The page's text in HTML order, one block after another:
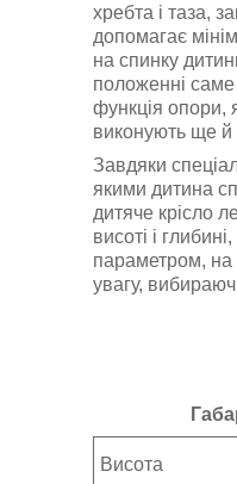
хребта і таза,
допомагає
на спинку
положенні
функція опори,
виконують ще й
Завдяки
якими дитина
дитяче крісло
висоті і
параметром, на
увагу,
Висота